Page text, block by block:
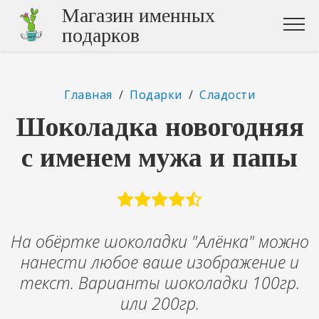
Магазин именных
подарков
Главная / Подарки / Сладости
Шоколадка новогодняя
с именем мужа и папы
На обёртке шоколадки "Алёнка" можно
нанести любое ваше изображение и
текст. Варианты шоколадки 100гр.
или 200гр.